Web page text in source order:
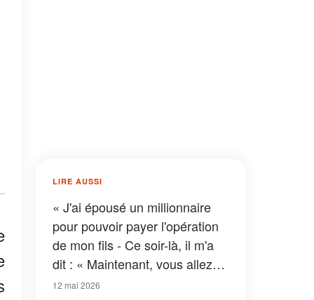
LIRE AUSSI
« J'ai épousé un millionnaire
pour pouvoir payer l'opération
de mon fils - Ce soir-là, il m'a
dit : « Maintenant, vous allez
enfin découvrir ce à quoi vous
12 mai 2026